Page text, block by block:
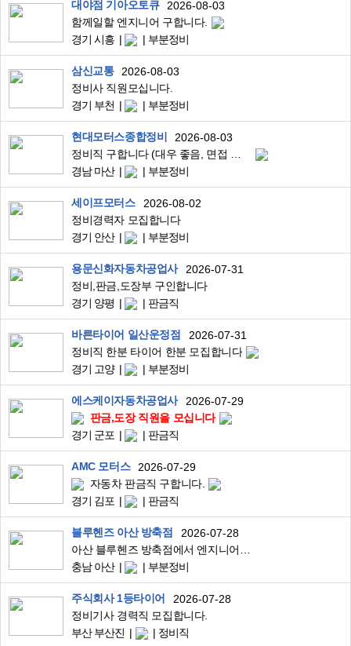
대야점 기아오토큐
2026-08-03
함께일할 엔지니어 구합니다.
경기 시흥
부분정비
삼신교통
2026-08-03
정비사 직원모십니다.
경기 부천
부분정비
현대모터스종합정비
2026-08-03
경남 마산
부분정비
세이프모터스
2026-08-02
정비경력자 모집합니다
경기 안산
부분정비
용문신화자동차공업사
2026-07-31
정비,판금,도장부 구인합니다
경기 양평
판금직
바른타이어 일산운정점
2026-07-31
정비직 한분 타이어 한분 모집합니다
경기 고양
부분정비
에스케이자동차공업사
2026-07-29
판금,도장 직원을 모십니다
경기 군포
판금직
AMC 모터스
2026-07-29
자동차 판금직 구합니다.
경기 김포
판금직
블루헨즈 아산 방축점
2026-07-28
충남 아산
부분정비
주식회사 1등타이어
2026-07-28
정비기사 경력직 모집합니다.
부산 부산진
정비직